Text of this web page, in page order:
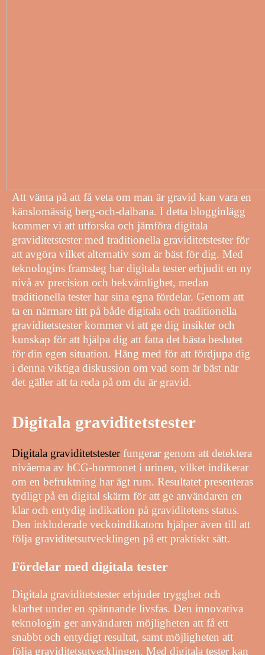
Att vänta på att få veta om man är gravid kan vara en
känslomässig berg-och-dalbana. I detta blogginlägg
kommer vi att utforska och jämföra digitala
graviditetstester med traditionella graviditetstester för
att avgöra vilket alternativ som är bäst för dig. Med
teknologins framsteg har digitala tester erbjudit en ny
nivå av precision och bekvämlighet, medan
traditionella tester har sina egna fördelar. Genom att
ta en närmare titt på både digitala och traditionella
graviditetstester kommer vi att ge dig insikter och
kunskap för att hjälpa dig att fatta det bästa beslutet
för din egen situation. Häng med för att fördjupa dig
i denna viktiga diskussion om vad som är bäst när
det gäller att ta reda på om du är gravid.
Digitala graviditetstester
Digitala graviditetstesterfungerar genom att detektera
nivåerna av hCG-hormonet i urinen, vilket indikerar
om en befruktning har ägt rum. Resultatet presenteras
tydligt på en digital skärm för att ge användaren en
klar och entydig indikation på graviditetens status.
Den inkluderade veckoindikatorn hjälper även till att
följa graviditetsutvecklingen på ett praktiskt sätt.
Fördelar med digitala tester
Digitala graviditetstester erbjuder trygghet och
klarhet under en spännande livsfas. Den innovativa
teknologin ger användaren möjligheten att få ett
snabbt och entydigt resultat, samt möjligheten att
följa graviditetsutvecklingen. Med digitala tester kan